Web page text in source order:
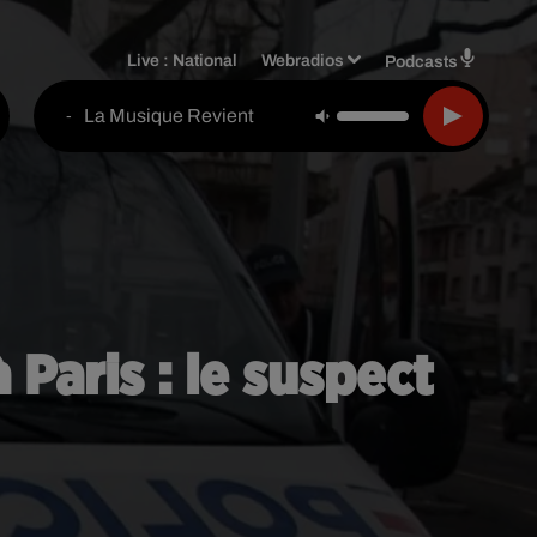
Live : National Webradios Podcasts
- La Musique Revient
Paris : le suspect